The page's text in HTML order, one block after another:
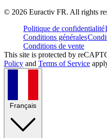
© 2026 Euractiv FR. All rights
Politique de confidentialité
Conditions générales
Conditions de vente
This site is protected by
Policy and Terms of Service
Français